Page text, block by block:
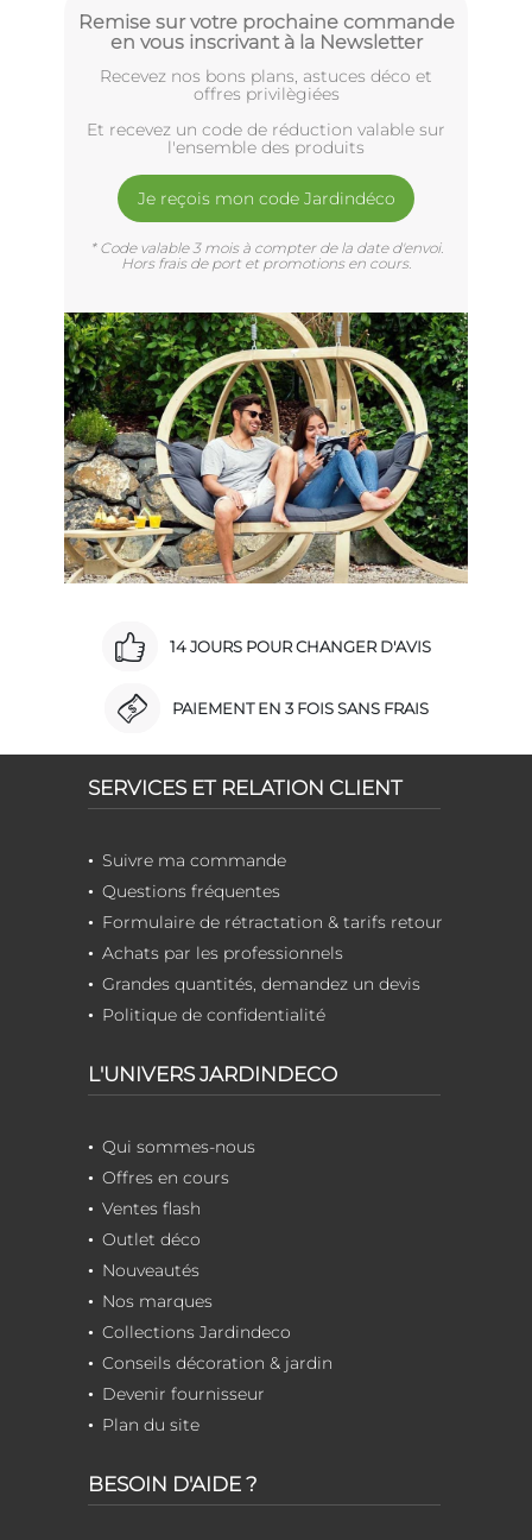
Remise sur votre prochaine commande
en vous inscrivant à la Newsletter
Recevez nos bons plans, astuces déco et
offres privilègiées
Et recevez un code de réduction valable sur
l'ensemble des produits
Je reçois mon code Jardindéco
* Code valable 3 mois à compter de la date d'envoi.
Hors frais de port et promotions en cours.
14 JOURS POUR CHANGER D'AVIS
PAIEMENT EN 3 FOIS SANS FRAIS
SERVICES ET RELATION CLIENT
Suivre ma commande
Questions fréquentes
Formulaire de rétractation & tarifs retour
Achats par les professionnels
Grandes quantités, demandez un devis
Politique de confidentialité
L'UNIVERS JARDINDECO
Qui sommes-nous
Offres en cours
Ventes flash
Outlet déco
Nouveautés
Nos marques
Collections Jardindeco
Conseils décoration & jardin
Devenir fournisseur
Plan du site
BESOIN D'AIDE ?